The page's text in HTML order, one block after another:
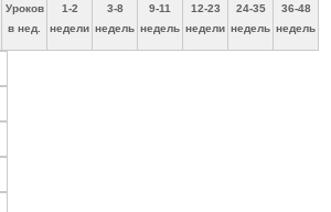
Уроков
в нед.
1-2
недели
3-8
недель
9-11
недель
12-23
недели
24-35
недель
36-48
недель